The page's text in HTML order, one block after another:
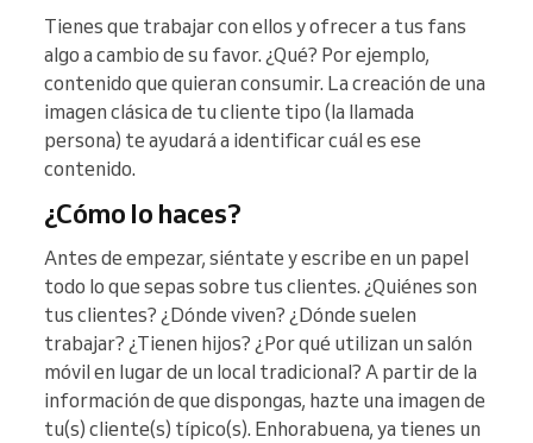
Tienes que trabajar con ellos y ofrecer a tus fans
algo a cambio de su favor. ¿Qué? Por ejemplo,
contenido que quieran consumir. La creación de una
imagen clásica de tu cliente tipo (la llamada
persona) te ayudará a identificar cuál es ese
contenido.
¿Cómo lo haces?
Antes de empezar, siéntate y escribe en un papel
todo lo que sepas sobre tus clientes. ¿Quiénes son
tus clientes? ¿Dónde viven? ¿Dónde suelen
trabajar? ¿Tienen hijos? ¿Por qué utilizan un salón
móvil en lugar de un local tradicional? A partir de la
información de que dispongas, hazte una imagen de
tu(s) cliente(s) típico(s). Enhorabuena, ya tienes un